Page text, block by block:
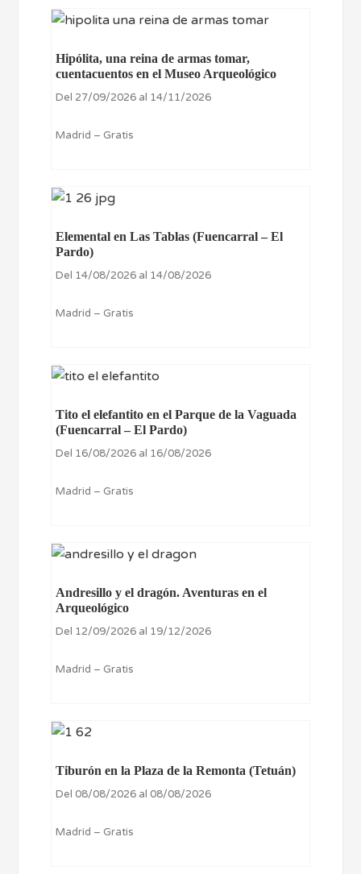
Hipólita, una reina de armas tomar,
cuentacuentos en el Museo Arqueológico
Del 27/09/2026 al 14/11/2026
Madrid – Gratis
Elemental en Las Tablas (Fuencarral – El
Pardo)
Del 14/08/2026 al 14/08/2026
Madrid – Gratis
Tito el elefantito en el Parque de la Vaguada
(Fuencarral – El Pardo)
Del 16/08/2026 al 16/08/2026
Madrid – Gratis
Andresillo y el dragón. Aventuras en el
Arqueológico
Del 12/09/2026 al 19/12/2026
Madrid – Gratis
Tiburón en la Plaza de la Remonta (Tetuán)
Del 08/08/2026 al 08/08/2026
Madrid – Gratis